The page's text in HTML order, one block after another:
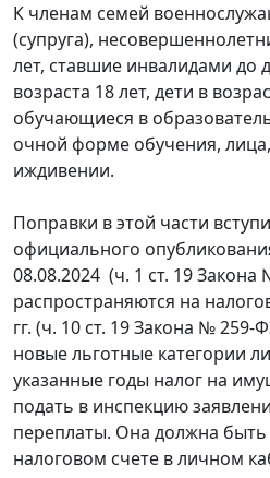
К членам семей
(супруга),
лет, ставшие инвалидами до
возраста 18 лет, дети в
обучающиеся в
очной форме обучения,
иждивении.
Поправки в этой части
официального
08.08.2024 (ч. 1 ст. 19
распространяются на
гг. (ч. 10 ст. 19 Закона № 259-
новые льготные категории
указанные годы налог на
подать в инспекцию
переплаты. Она должна
налоговом счете в личном